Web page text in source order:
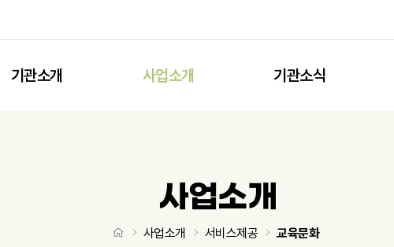
기관소개 사업소개 기관소식
사업소개
처음으로
사업소개 서비스제공 교육문화